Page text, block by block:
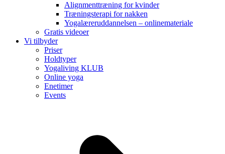
Alignmenttræning for kvinder
Træningsterapi for nakken
Yogalæreruddannelsen – onlinemateriale
Gratis videoer
Vi tilbyder
Priser
Holdtyper
Yogaliving KLUB
Online yoga
Enetimer
Events